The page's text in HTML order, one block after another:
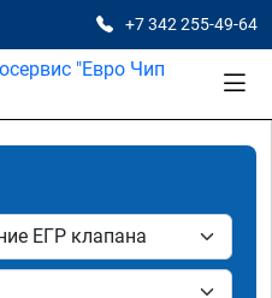
+7 342 255-49-64